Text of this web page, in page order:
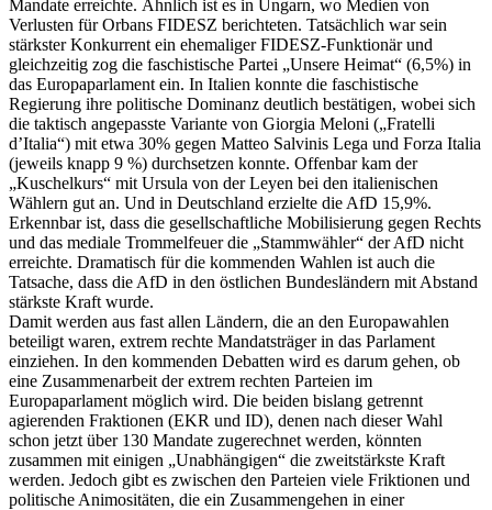
Mandate erreichte. Ähnlich ist es in Ungarn, wo Medien von
Verlusten für Orbans FIDESZ berichteten. Tatsächlich war sein
stärkster Konkurrent ein ehemaliger FIDESZ-Funktionär und
gleichzeitig zog die faschistische Partei „Unsere Heimat“ (6,5%) in
das Europaparlament ein. In Italien konnte die faschistische
Regierung ihre politische Dominanz deutlich bestätigen, wobei sich
die taktisch angepasste Variante von Giorgia Meloni („Fratelli
d’Italia“) mit etwa 30% gegen Matteo Salvinis Lega und Forza Italia
(jeweils knapp 9 %) durchsetzen konnte. Offenbar kam der
„Kuschelkurs“ mit Ursula von der Leyen bei den italienischen
Wählern gut an. Und in Deutschland erzielte die AfD 15,9%.
Erkennbar ist, dass die gesellschaftliche Mobilisierung gegen Rechts
und das mediale Trommelfeuer die „Stammwähler“ der AfD nicht
erreichte. Dramatisch für die kommenden Wahlen ist auch die
Tatsache, dass die AfD in den östlichen Bundesländern mit Abstand
stärkste Kraft wurde.
Damit werden aus fast allen Ländern, die an den Europawahlen
beteiligt waren, extrem rechte Mandatsträger in das Parlament
einziehen. In den kommenden Debatten wird es darum gehen, ob
eine Zusammenarbeit der extrem rechten Parteien im
Europaparlament möglich wird. Die beiden bislang getrennt
agierenden Fraktionen (EKR und ID), denen nach dieser Wahl
schon jetzt über 130 Mandate zugerechnet werden, könnten
zusammen mit einigen „Unabhängigen“ die zweitstärkste Kraft
werden. Jedoch gibt es zwischen den Parteien viele Friktionen und
politische Animositäten, die ein Zusammengehen in einer